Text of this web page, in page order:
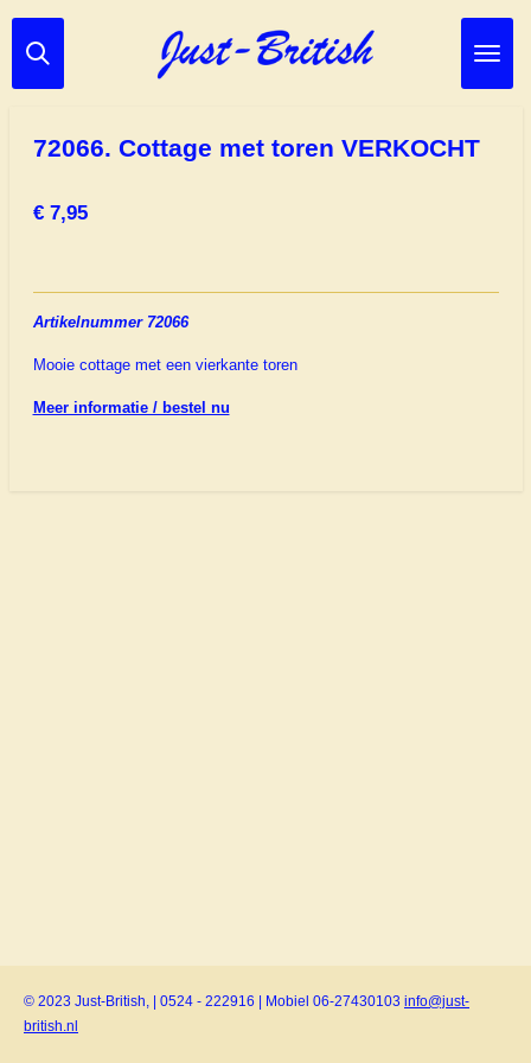
Ga
direct
72066. Cottage met toren VERKOCHT
€ 7,95
Artikelnummer 72066
Mooie cottage met een vierkante toren
Meer informatie / bestel nu
© 2023 Just-British, | 0524 - 222916 | Mobiel 06-27430103 info@just-
british.nl